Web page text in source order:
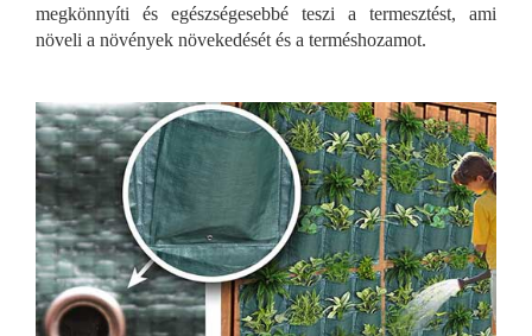
megkönnyíti és egészségesebbé teszi a termesztést, ami
növeli a növények növekedését és a terméshozamot.